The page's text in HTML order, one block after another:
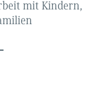
mit Kindern,